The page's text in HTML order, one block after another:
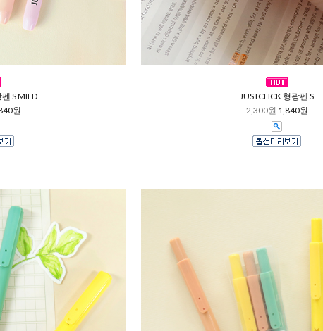
S MILD
원
JUSTCLICK 형광펜 S
2,300원 1,840원